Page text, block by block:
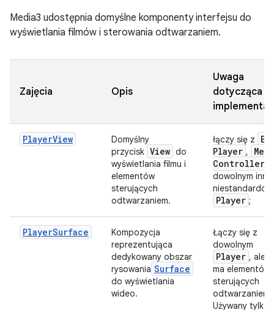
Media3 udostępnia domyślne komponenty interfejsu do
wyświetlania filmów i sterowania odtwarzaniem.
Zajęcia Opis
Uwaga
dotycząca
PlayerView
Domyślny
przycisk View do
wyświetlania filmu i
elementów
sterujących
odtwarzaniem.
łączy się z
Player ,
Controller
dowolnym
Player ;
PlayerSurface
Kompozycja
reprezentująca
dedykowany obszar
rysowania Surface
do wyświetlania
wideo.
Łączy się z
dowolnym
Player , ale
ma elementów
sterujących
odtwarzaniem.
Używany tylko